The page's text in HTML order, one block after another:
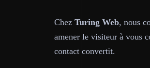
Chez Turing Web, nous
amener le visiteur à vous
contact convertit.